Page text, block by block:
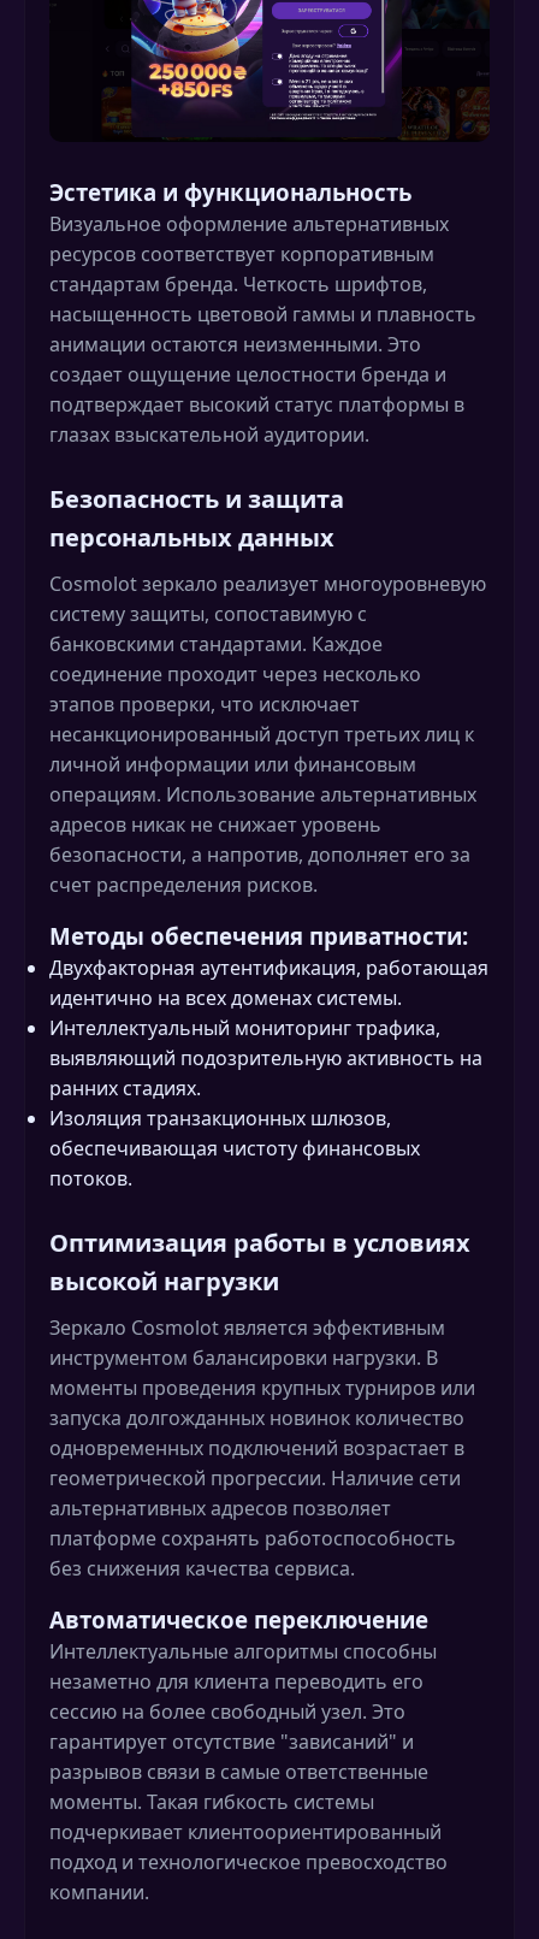
Эстетика и функциональность
Визуальное оформление альтернативных
ресурсов соответствует корпоративным
стандартам бренда. Четкость шрифтов,
насыщенность цветовой гаммы и плавность
анимации остаются неизменными. Это
создает ощущение целостности бренда и
подтверждает высокий статус платформы в
глазах взыскательной аудитории.
Безопасность и защита
персональных данных
Cosmolot зеркало реализует многоуровневую
систему защиты, сопоставимую с
банковскими стандартами. Каждое
соединение проходит через несколько
этапов проверки, что исключает
несанкционированный доступ третьих лиц к
личной информации или финансовым
операциям. Использование альтернативных
адресов никак не снижает уровень
безопасности, а напротив, дополняет его за
счет распределения рисков.
Методы обеспечения приватности:
Двухфакторная аутентификация, работающая
идентично на всех доменах системы.
Интеллектуальный мониторинг трафика,
выявляющий подозрительную активность на
ранних стадиях.
Изоляция транзакционных шлюзов,
обеспечивающая чистоту финансовых
потоков.
Оптимизация работы в условиях
высокой нагрузки
Зеркало Cosmolot является эффективным
инструментом балансировки нагрузки. В
моменты проведения крупных турниров или
запуска долгожданных новинок количество
одновременных подключений возрастает в
геометрической прогрессии. Наличие сети
альтернативных адресов позволяет
платформе сохранять работоспособность
без снижения качества сервиса.
Автоматическое переключение
Интеллектуальные алгоритмы способны
незаметно для клиента переводить его
сессию на более свободный узел. Это
гарантирует отсутствие "зависаний" и
разрывов связи в самые ответственные
моменты. Такая гибкость системы
подчеркивает клиентоориентированный
подход и технологическое превосходство
компании.